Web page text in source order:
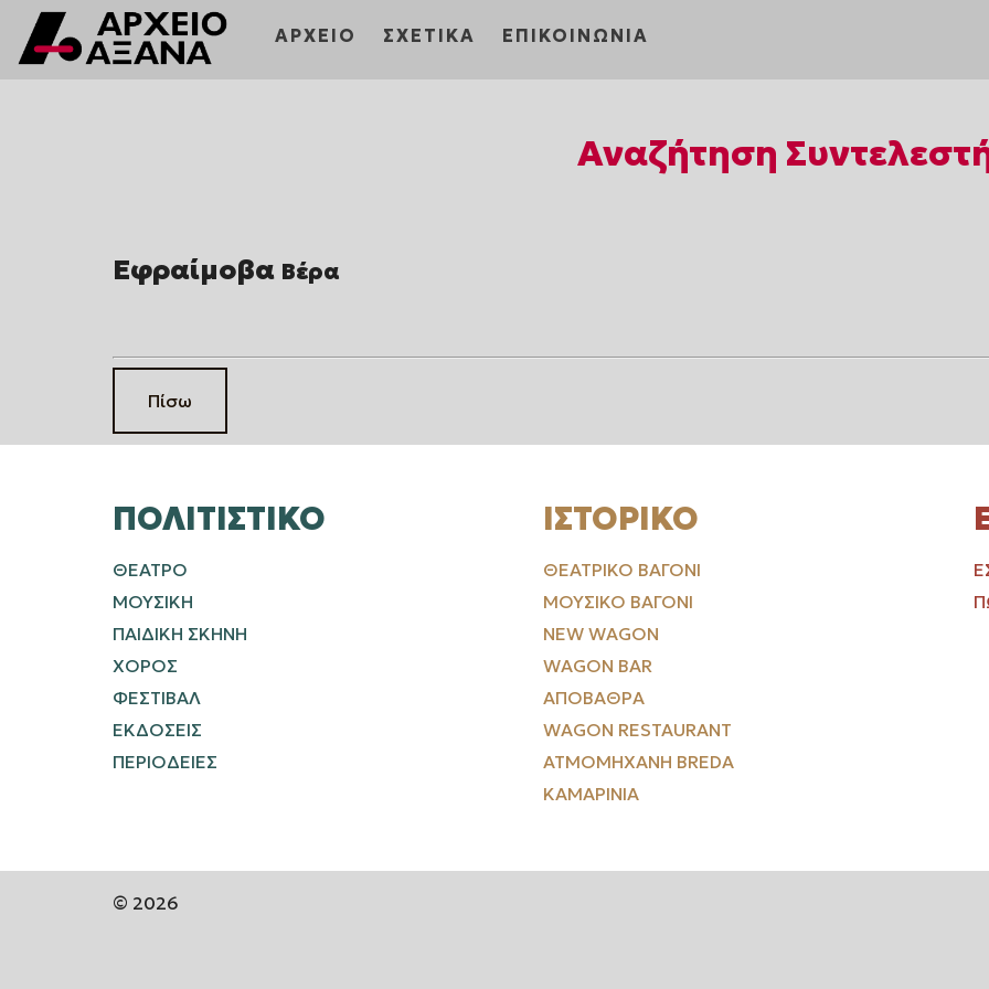
ΑΡΧΕΙΟ ΣΧΕΤΙΚΑ ΕΠΙΚΟΙΝΩΝΙΑ
Αναζήτηση
Εφραίμοβα Βέρα
Πίσω
ΠΟΛΙΤΙΣΤΙΚΌ
ΘΕΑΤΡΟ
ΜΟΥΣΙΚΗ
ΠΑΙΔΙΚΗ ΣΚΗΝΗ
ΧΟΡΟΣ
ΦΕΣΤΙΒΑΛ
ΕΚΔΟΣΕΙΣ
ΠΕΡΙΟΔΕΙΕΣ
ΙΣΤΟΡΙΚΌ
ΘΕΑΤΡΙΚΌ ΒΑΓΌΝΙ
ΜΟΥΣΙΚΌ ΒΑΓΌΝΙ
NEW WAGON
WAGON BAR
ΑΠΟΒΆΘΡΑ
WAGON RESTAURANT
ΑΤΜΟΜΗΧΑΝΉ BREDA
ΚΑΜΑΡΊΝΙΑ
© 2026